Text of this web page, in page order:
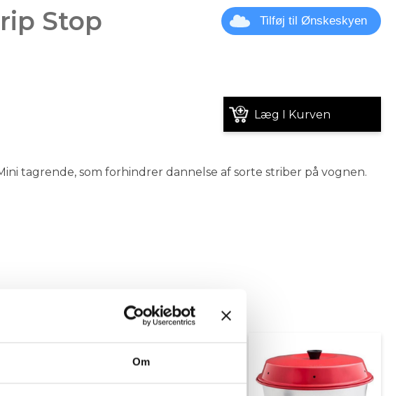
Om
Stop
Tilføj til Ønskeskyen
Læg I Kurven
tagrende, som forhindrer dannelse af sorte striber på vognen.